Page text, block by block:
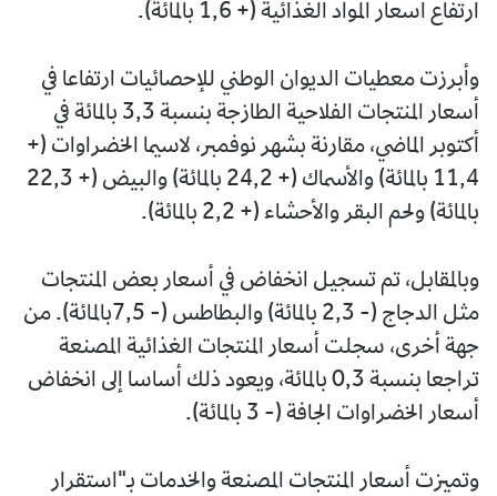
ارتفاع أسعار المواد الغذائية (+ 1,6 بالمائة).
وأبرزت معطيات الديوان الوطني للإحصائيات ارتفاعا في
أسعار المنتجات الفلاحية الطازجة بنسبة 3,3 بالمائة في
أكتوبر الماضي، مقارنة بشهر نوفمبر، لاسيما الخضراوات (+
11,4 بالمائة) والأسماك (+ 24,2 بالمائة) والبيض (+ 22,3
بالمائة) ولحم البقر والأحشاء (+ 2,2 بالمائة).
وبالمقابل، تم تسجيل انخفاض في أسعار بعض المنتجات
مثل الدجاج (- 2,3 بالمائة) والبطاطس (- 7,5بالمائة). من
جهة أخرى، سجلت أسعار المنتجات الغذائية المصنعة
تراجعا بنسبة 0,3 بالمائة، ويعود ذلك أساسا إلى انخفاض
أسعار الخضراوات الجافة (- 3 بالمائة).
وتميزت أسعار المنتجات المصنعة والخدمات بـ"استقرار